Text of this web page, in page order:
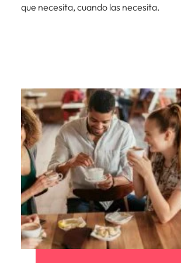
que necesita, cuando las necesita.